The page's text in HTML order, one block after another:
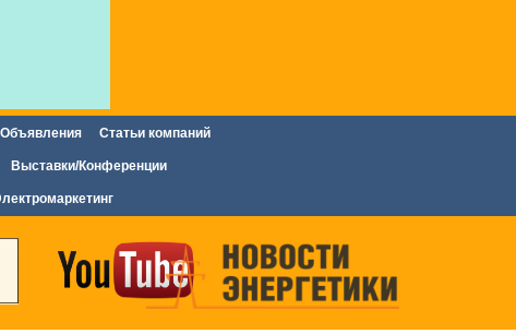
Объявления Статьи компаний
Выставки/Конференции